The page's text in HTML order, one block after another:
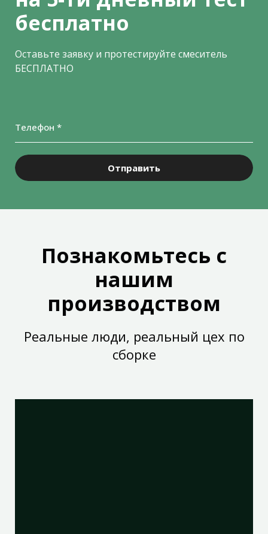
бесплатно
Оставьте заявку и протестируйте смеситель
БЕСПЛАТНО
Телефон *
Отправить
Познакомьтесь с
нашим
производством
Реальные люди, реальный цех по
сборке